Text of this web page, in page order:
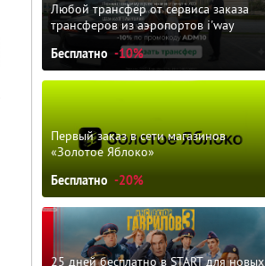
Любой трансфер от сервиса заказа
трансферов из аэропортов i'way
Бесплатно -10%
Первый заказ в сети магазинов
«Золотое Яблоко»
Бесплатно -20%
25 дней бесплатно в START для новых